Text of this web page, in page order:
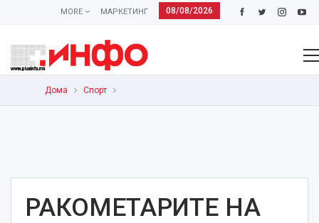
08/08/2026
МАРКЕТИНГ
MORE
Дома Спорт
РАКОМЕТАРИТЕ НА